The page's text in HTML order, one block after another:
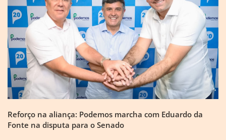
Reforço na aliança: Podemos marcha com Eduardo da
Fonte na disputa para o Senado